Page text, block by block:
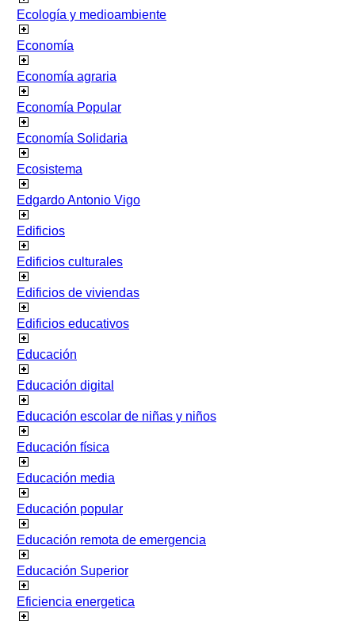
Ecología y medioambiente
Economía
Economía agraria
Economía Popular
Economía Solidaria
Ecosistema
Edgardo Antonio Vigo
Edificios
Edificios culturales
Edificios de viviendas
Edificios educativos
Educación
Educación digital
Educación escolar de niñas y niños
Educación física
Educación media
Educación popular
Educación remota de emergencia
Educación Superior
Eficiencia energetica